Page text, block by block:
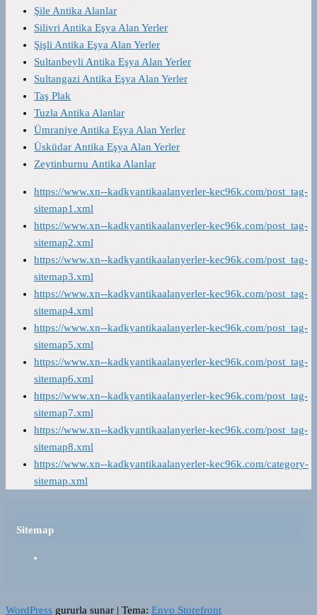
Şile Antika Alanlar
Silivri Antika Eşya Alan Yerler
Şişli Antika Eşya Alan Yerler
Sultanbeyli Antika Eşya Alan Yerler
Sultangazi Antika Eşya Alan Yerler
Taş Plak
Tuzla Antika Alanlar
Ümraniye Antika Eşya Alan Yerler
Üsküdar Antika Eşya Alan Yerler
Zeytinburnu Antika Alanlar
https://www.xn--kadkyantikaalanyerler-kec96k.com/post_tag-
sitemap1.xml
https://www.xn--kadkyantikaalanyerler-kec96k.com/post_tag-
sitemap2.xml
https://www.xn--kadkyantikaalanyerler-kec96k.com/post_tag-
sitemap3.xml
https://www.xn--kadkyantikaalanyerler-kec96k.com/post_tag-
sitemap4.xml
https://www.xn--kadkyantikaalanyerler-kec96k.com/post_tag-
sitemap5.xml
https://www.xn--kadkyantikaalanyerler-kec96k.com/post_tag-
sitemap6.xml
https://www.xn--kadkyantikaalanyerler-kec96k.com/post_tag-
sitemap7.xml
https://www.xn--kadkyantikaalanyerler-kec96k.com/post_tag-
sitemap8.xml
https://www.xn--kadkyantikaalanyerler-kec96k.com/category-
sitemap.xml
Sitemap
WordPress gururla sunar | Tema: Envo Storefront